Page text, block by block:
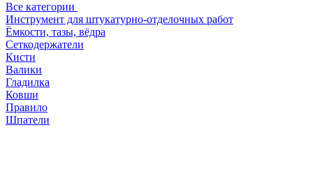
Все категории
Инструмент для штукатурно-отделочных работ
Ёмкости, тазы, вёдра
Сеткодержатели
Кисти
Валики
Гладилка
Ковши
Правило
Шпатели